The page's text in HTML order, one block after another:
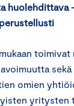
huolehdittava
omien
yritysten